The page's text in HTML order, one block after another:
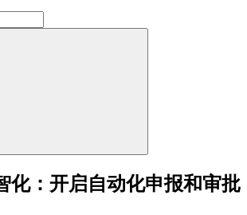
化：开启自动化申报和审批